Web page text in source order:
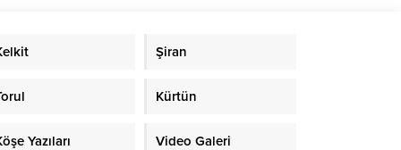
Şiran
Kürtün
Yazıları Video Galeri